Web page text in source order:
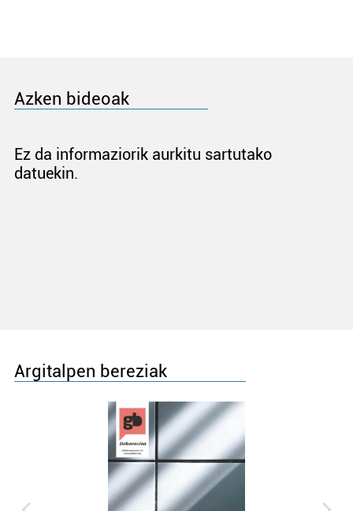
Azken bideoak
Ez da informaziorik aurkitu sartutako
datuekin.
Argitalpen bereziak